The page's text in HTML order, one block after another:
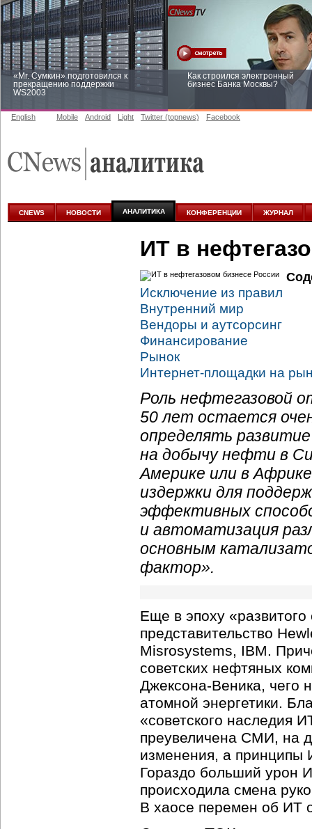
«Mr. Сумкин» подготовился к
прекращению поддержки
WS2003
Как строился электронный
бизнес Банка Москвы?
аналитике
English Mobile Android Light Twitter (topnews) Facebook
CNEWS НОВОСТИ АНАЛИТИКА КОНФЕРЕНЦИИ ЖУРНАЛ
ИТ в
Исключение из правил
Внутренний мир
Вендоры и аутсорсинг
Финансирование
Рынок
Интернет-площадки на
Роль нефтегазовой
50 лет остается
определять
на добычу нефти в
Америке или в
издержки для
эффективных
и автоматизация
основным
фактор».
Еще в эпоху
представительство
Misrosystems, IBM.
советских нефтяных
Джексона-Веника, чего
атомной энергетики.
«советского наследия
преувеличена СМИ, на
изменения, а принципы
Гораздо больший урон
происходила смена
В хаосе перемен об ИТ